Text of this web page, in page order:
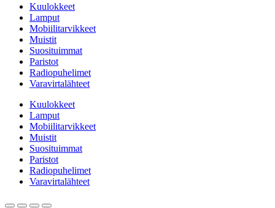
Kuulokkeet
Lamput
Mobiilitarvikkeet
Muistit
Suosituimmat
Paristot
Radiopuhelimet
Varavirtalähteet
Kuulokkeet
Lamput
Mobiilitarvikkeet
Muistit
Suosituimmat
Paristot
Radiopuhelimet
Varavirtalähteet